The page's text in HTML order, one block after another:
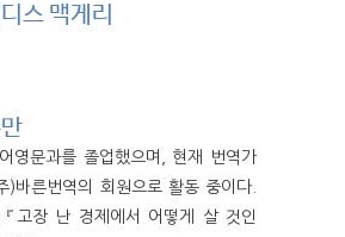
스 맥게리
영문과를 졸업했으며, 현재 번역가
)바른번역의 회원으로 활동 중이다.
고장 난 경제에서 어떻게 살 것인